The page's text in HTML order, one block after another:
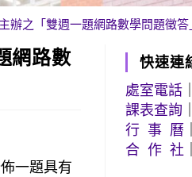
之「雙週一題網路數學問題徵
網路數
一題具有
快速連
處室電話
課表查詢
行 事 曆
合 作 社